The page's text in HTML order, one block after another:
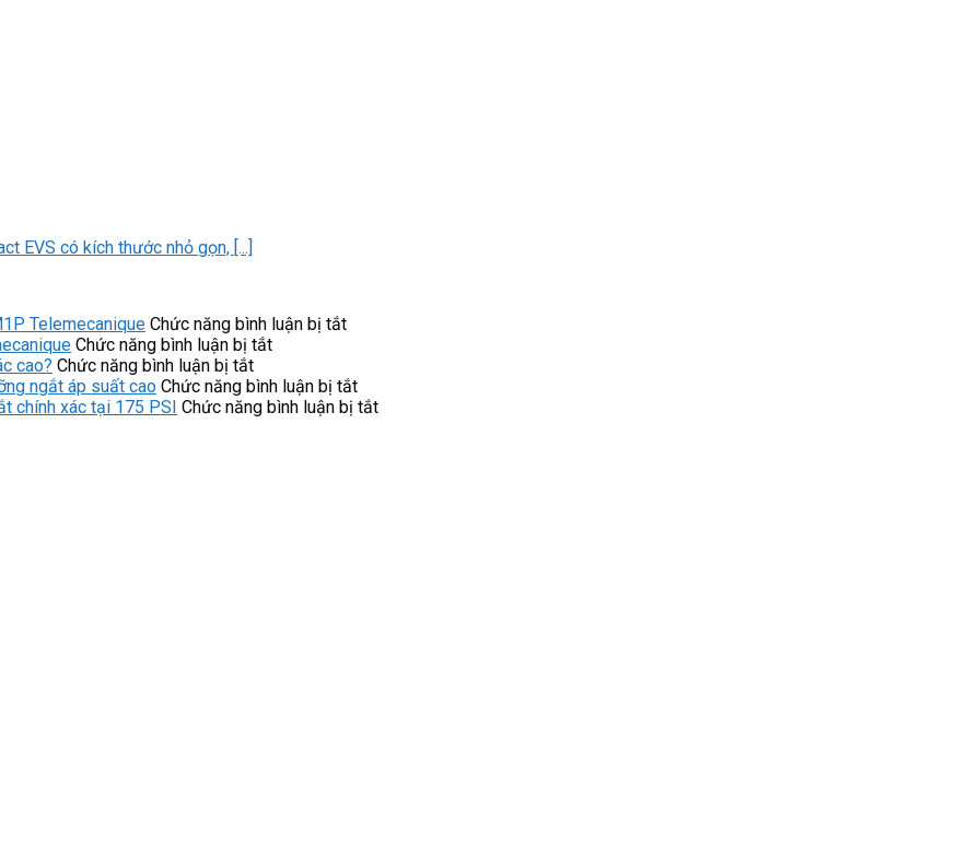
EVS có kích thước nhỏ gọn, [...]
Telemecanique Chức năng bình luận bị tắtở
chọn
mua
Chức năng bình luận bị tắtở
điểm
của
cao? Chức năng bình luận bị tắtở
Servo
Motor
ngắt áp suất cao Chức năng bình luận bị tắtở
Công
chính xác tại 175 PSI Chức năng bình luận bị tắtở